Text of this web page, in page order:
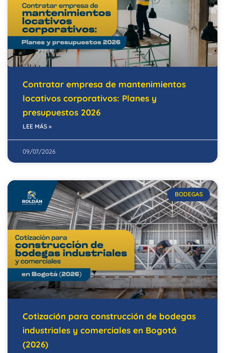
Contratar empresa de mantenimientos
locativos corporativos: Planes y
presupuestos 2026
LEE MÁS »
09/07/2026
BODEGAS
Cotización para construcción de bodegas
industriales y comerciales en Bogotá
(2026)